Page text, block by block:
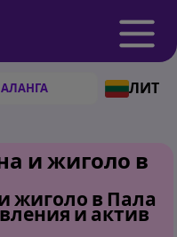
ЛИТ
и жиголо в
в Пала
и актив